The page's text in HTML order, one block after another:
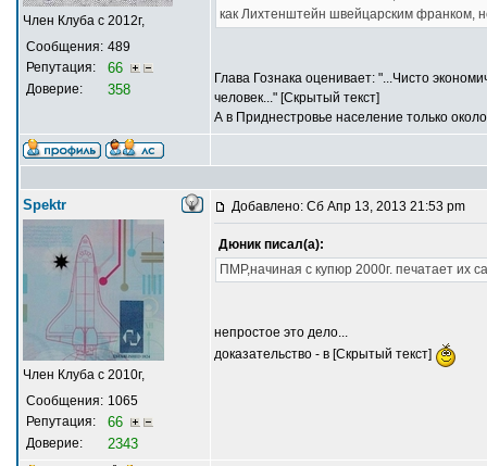
Член Клуба с 2012г,
Сообщения: 489
Репутация:
66
Доверие: 358
как Лихтенштейн швейцарским
Глава Гознака оценивает: "...Чисто
человек..." [Скрытый текст]
А в Приднестровье население только
Spektr
Член Клуба с 2010г,
Сообщения: 1065
Репутация:
66
Доверие: 2343
Добавлено: Сб Апр 13, 2013 21:53 pm
Дюник писал(а):
ПМР,начиная с купюр 2000г. печатает их
непростое это дело...
доказательство - в [Скрытый текст]